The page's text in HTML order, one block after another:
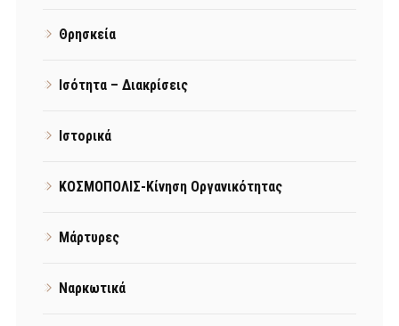
Θρησκεία
Ισότητα – Διακρίσεις
Ιστορικά
ΚΟΣΜΟΠΟΛΙΣ-Κίνηση Οργανικότητας
Μάρτυρες
Ναρκωτικά